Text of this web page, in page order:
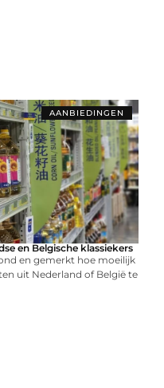
AANBIEDINGEN
en Belgische klassiekers
en gemerkt hoe moeilijk
uit Nederland of België te